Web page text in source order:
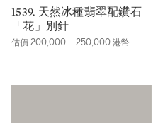
1539. 天然冰種翡翠配鑽石
「花」別針
估價 200,000 – 250,000 港幣